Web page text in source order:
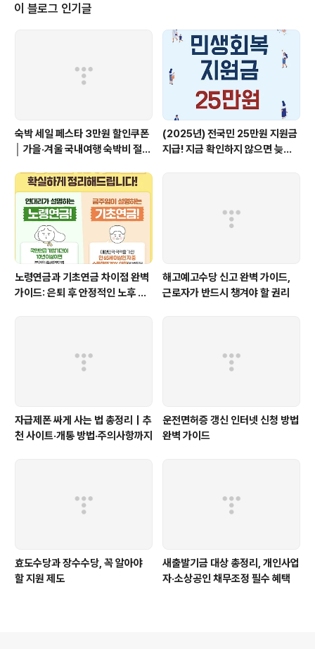
이 블로그 인기글
숙박 세일 페스타 3만원 할인쿠폰
│ 가을·겨울 국내여행 숙박비 절약
(2025년) 전국민 25만원 지원금
지급! 지금 확인하지 않으면 늦습
노령연금과 기초연금 차이점 완벽
가이드: 은퇴 후 안정적인 노후 준
해고예고수당 신고 완벽 가이드,
근로자가 반드시 챙겨야 할 권리
자급제폰 싸게 사는 법 총정리｜추
천 사이트·개통 방법·주의사항까지
운전면허증 갱신 인터넷 신청 방법
완벽 가이드
효도수당과 장수수당, 꼭 알아야
할 지원 제도
새출발기금 대상 총정리, 개인사업
자·소상공인 채무조정 필수 혜택